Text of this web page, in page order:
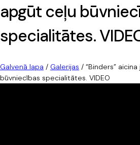
apgūt ceļu
specialitātes.
Galvenā lapa / Galerijas / “Binders”
būvniecības specialitātes. VIDEO